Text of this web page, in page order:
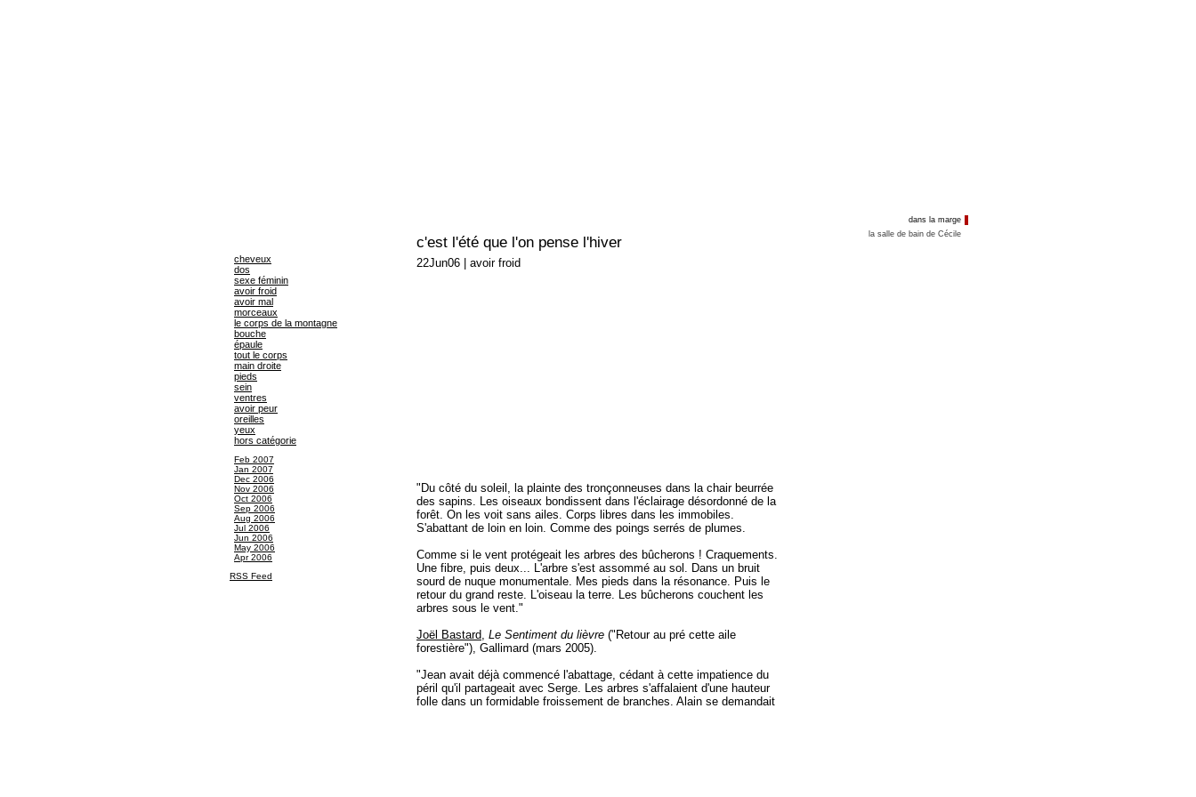
cheveux
dos
sexe féminin
avoir froid
avoir mal
morceaux
le corps de la montagne
bouche
épaule
tout le corps
main droite
pieds
sein
ventres
avoir peur
oreilles
yeux
hors catégorie
Feb 2007
Jan 2007
Dec 2006
Nov 2006
Oct 2006
Sep 2006
Aug 2006
Jul 2006
Jun 2006
May 2006
Apr 2006
RSS Feed
dans la marge
la salle de bain de Cécile
c'est l'été que l'on pense l'hiver
22Jun06 avoir froid
"Du côté du soleil, la plainte des tronçonneuses dans la chair beurrée
des sapins. Les oiseaux bondissent dans l'éclairage désordonné de la
forêt. On les voit sans ailes. Corps libres dans les immobiles.
S'abattant de loin en loin. Comme des poings serrés de plumes.
Comme si le vent protégeait les arbres des bûcherons ! Craquements.
Une fibre, puis deux... L'arbre s'est assommé au sol. Dans un bruit
sourd de nuque monumentale. Mes pieds dans la résonance. Puis le
retour du grand reste. L'oiseau la terre. Les bûcherons couchent les
arbres sous le vent."
Joël Bastard Le Sentiment du lièvre ("Retour au pré cette aile
forestière"), Gallimard (mars 2005).
"Jean avait déjà commencé l'abattage, cédant à cette impatience du
péril qu'il partageait avec Serge. Les arbres s'affalaient d'une hauteur
folle dans un formidable froissement de branches. Alain se demandait